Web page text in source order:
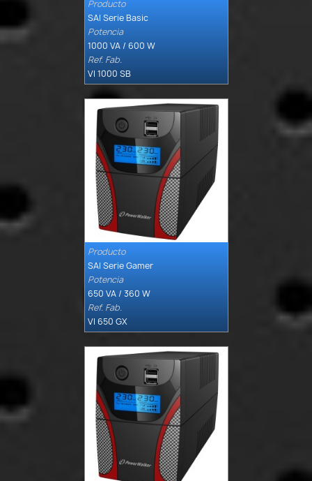

Producto
SAI Serie Basic
Potencia
1000 VA / 600 W
Ref. Fab.
VI 1000 SB

Producto
SAI Serie Gamer
Potencia
650 VA / 360 W
Ref. Fab.
VI 650 GX